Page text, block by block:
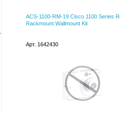
ACS-1100-RM-19 Cisco 1100 Series
Rackmount Wallmount Kit
Арт. 1642430